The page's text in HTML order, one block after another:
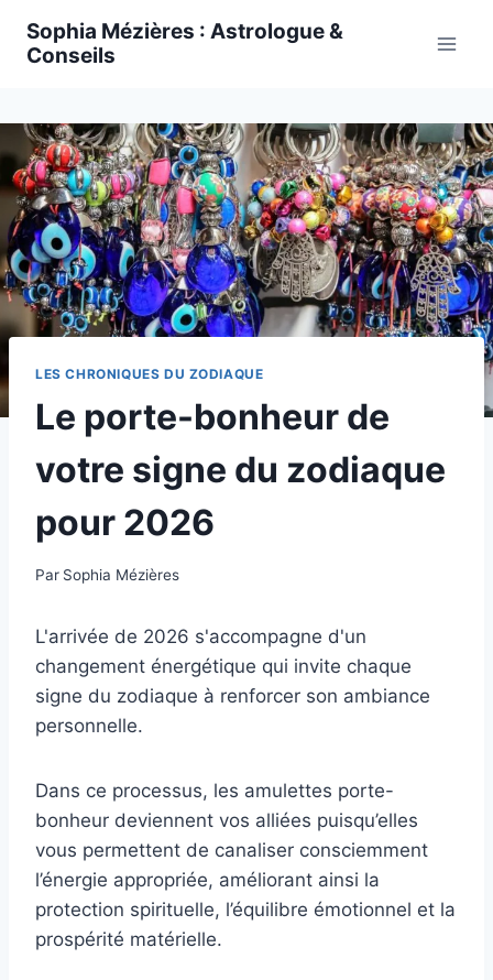
Sophia Mézières : Astrologue &
Conseils
LES CHRONIQUES DU ZODIAQUE
Le porte-bonheur de
votre signe du zodiaque
pour 2026
Par Sophia Mézières
L'arrivée de 2026 s'accompagne d'un
changement énergétique qui invite chaque
signe du zodiaque à renforcer son ambiance
personnelle.
Dans ce processus, les amulettes porte-
bonheur deviennent vos alliées puisqu’elles
vous permettent de canaliser consciemment
l’énergie appropriée, améliorant ainsi la
protection spirituelle, l’équilibre émotionnel et la
prospérité matérielle.